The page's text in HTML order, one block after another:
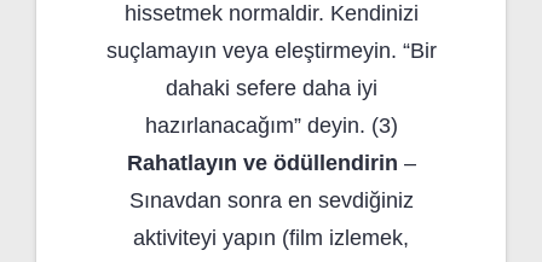
hissetmek normaldir. Kendinizi
suçlamayın veya eleştirmeyin. “Bir
dahaki sefere daha iyi
hazırlanacağım” deyin. (3)
Rahatlayın ve ödüllendirin –
Sınavdan sonra en sevdiğiniz
aktiviteyi yapın (film izlemek,